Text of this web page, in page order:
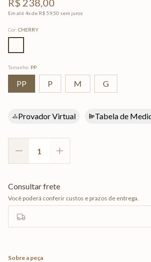
R$ 238,00
Em até4x de R$ 59 50 sem juros
Cor: CHERRY
Tamanho: PP
PP P M G
Provador Virtual Tabela de
Sobre a peça